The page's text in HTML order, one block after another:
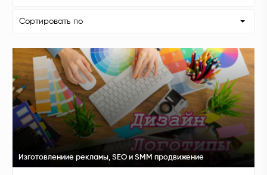
Сортировать по
Изготовлениие рекламы, SEO и SMM продвижение